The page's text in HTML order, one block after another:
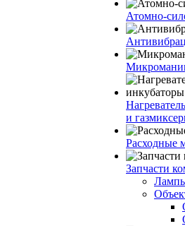
Атомно-
и
Расходные
Запчасти